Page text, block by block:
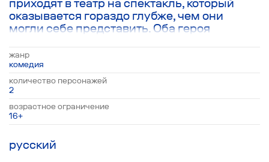
оказывается гораздо глубже, чем они
могли себе представить. Оба героя
идущего на сцене спектакля, то вновь
превращаются в зрителей, бесконечно
обсуждающих истинные чувства актёров
на сцене и законы настоящего
интертеймента. В итоге происходящее на
сцене и в зрительном зале окончательно
путается и теперь героям предстоит самим
разобраться, что же реально в мире
бесконечного развлечения.
жанр
комедия
количество персонажей
2
возрастное ограничение
16+
русский